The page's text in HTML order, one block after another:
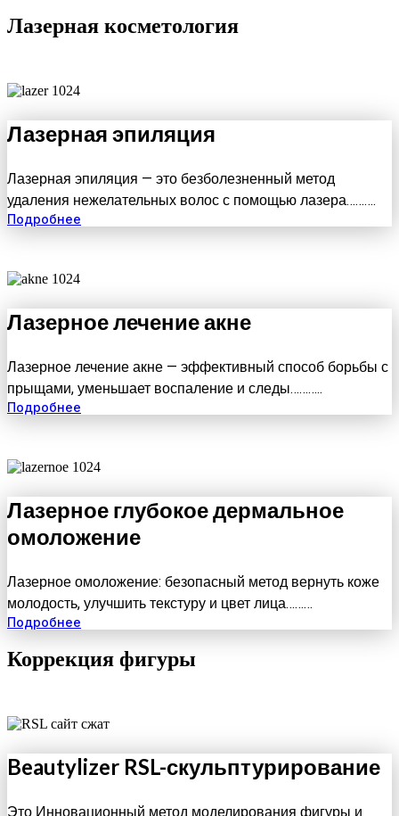
Лазерная косметология
Лазерная эпиляция
Лазерная эпиляция — это безболезненный метод
удаления нежелательных волос с помощью лазера……….
Подробнее
Лазерное лечение акне
Лазерное лечение акне — эффективный способ борьбы с
прыщами, уменьшает воспаление и следы………..
Подробнее
Лазерное глубокое дермальное
омоложение
Лазерное омоложение: безопасный метод вернуть коже
молодость, улучшить текстуру и цвет лица………
Подробнее
Коррекция фигуры
Beautylizer RSL-скульптурирование